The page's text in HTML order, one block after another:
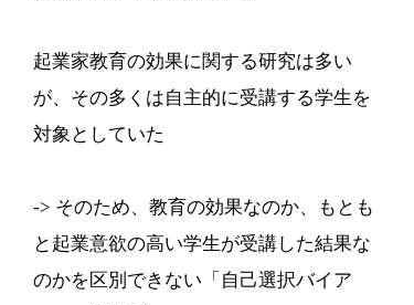
起業家教育の効果に関する研究は多い
が、その多くは自主的に受講する学生を
対象としていた
-> そのため、教育の効果なのか、もとも
と起業意欲の高い学生が受講した結果な
のかを区別できない「自己選択バイア